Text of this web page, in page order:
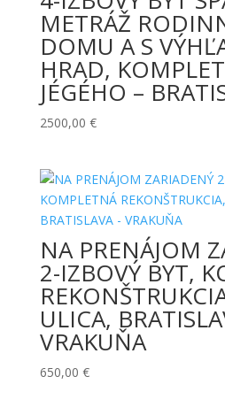
METRÁŽ
DOMU A S
HRAD,
JÉGÉHO –
2500,00 €
NA PRENÁJOM
2-IZBOVÝ BYT,
ULICA,
VRAKUŇA
650,00 €